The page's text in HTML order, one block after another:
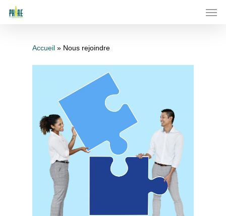
main
Accueil » Nous rejoindre